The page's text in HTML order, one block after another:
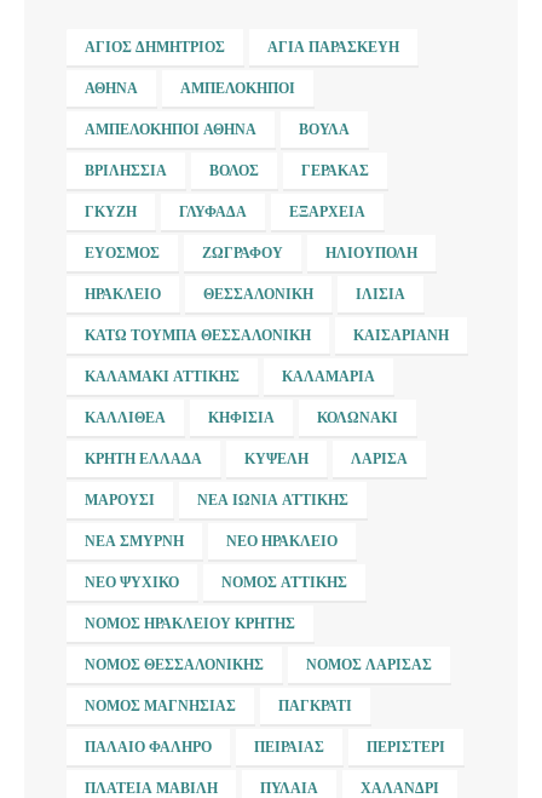
ΆΓΙΟΣ ΔΗΜΉΤΡΙΟΣ ΑΓΊΑ ΠΑΡΑΣΚΕΥΉ
ΑΘΉΝΑ ΑΜΠΕΛΌΚΗΠΟΙ
ΑΜΠΕΛΌΚΗΠΟΙ ΑΘΉΝΑ ΒΟΎΛΑ
ΒΡΙΛΉΣΣΙΑ ΒΌΛΟΣ ΓΈΡΑΚΑΣ
ΓΚΎΖΗ ΓΛΥΦΆΔΑ ΕΞΆΡΧΕΙΑ
ΕΎΟΣΜΟΣ ΖΩΓΡΆΦΟΥ ΗΛΙΟΎΠΟΛΗ
ΗΡΆΚΛΕΙΟ ΘΕΣΣΑΛΟΝΊΚΗ ΙΛΊΣΙΑ
ΚΆΤΩ ΤΟΎΜΠΑ ΘΕΣΣΑΛΟΝΊΚΗ ΚΑΙΣΑΡΙΑΝΉ
ΚΑΛΑΜΆΚΙ ΑΤΤΙΚΉΣ ΚΑΛΑΜΑΡΙΆ
ΚΑΛΛΙΘΈΑ ΚΗΦΙΣΙΆ ΚΟΛΩΝΆΚΙ
ΚΡΉΤΗ ΕΛΛΆΔΑ ΚΥΨΈΛΗ ΛΆΡΙΣΑ
ΜΑΡΟΎΣΙ ΝΈΑ ΙΩΝΊΑ ΑΤΤΙΚΉΣ
ΝΈΑ ΣΜΎΡΝΗ ΝΈΟ ΗΡΆΚΛΕΙΟ
ΝΈΟ ΨΥΧΙΚΌ ΝΟΜΌΣ ΑΤΤΙΚΉΣ
ΝΟΜΌΣ ΗΡΑΚΛΕΊΟΥ ΚΡΉΤΗΣ
ΝΟΜΌΣ ΘΕΣΣΑΛΟΝΊΚΗΣ ΝΟΜΌΣ ΛΆΡΙΣΑΣ
ΝΟΜΌΣ ΜΑΓΝΗΣΊΑΣ ΠΑΓΚΡΆΤΙ
ΠΑΛΑΙΌ ΦΆΛΗΡΟ ΠΕΙΡΑΙΆΣ ΠΕΡΙΣΤΈΡΙ
ΠΛΑΤΕΊΑ ΜΑΒΊΛΗ ΠΥΛΑΊΑ ΧΑΛΆΝΔΡΙ